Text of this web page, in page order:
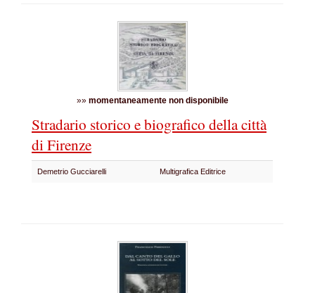
»» momentaneamente non disponibile
Stradario storico e biografico della città
di Firenze
Demetrio Gucciarelli Multigrafica Editrice